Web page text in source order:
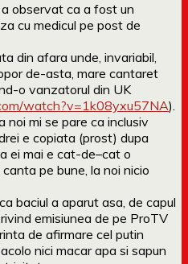
observat ca a fost un
cu medicul pe post de
din afara unde, invariabil,
de-asta, mare cantaret
o vanzatorul din UK
watch?v=1k08yxu57NA).
noi mi se pare ca inclusiv
e copiata (prost) dupa
ei mai e cat-de–cat o
pe bune, la noi nicio
baciul a aparut asa, de capul
emisiunea de pe ProTV
de afirmare cel putin
nici macar apa si sapun